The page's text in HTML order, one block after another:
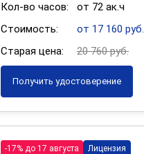
Кол-во часов:
от 72 ак.ч
Стоимость:
от 17 160 руб.
Старая цена:
20 760 руб.
Получить удостоверение
-17% до 17 августа Лицензия